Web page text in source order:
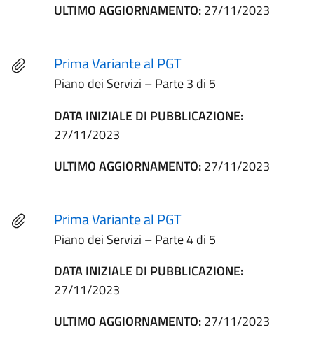
ULTIMO AGGIORNAMENTO:27/11/2023
Prima Variante al PGT
Piano dei Servizi – Parte 3 di 5
DATA INIZIALE DI PUBBLICAZIONE:
27/11/2023
ULTIMO AGGIORNAMENTO:27/11/2023
Prima Variante al PGT
Piano dei Servizi – Parte 4 di 5
DATA INIZIALE DI PUBBLICAZIONE:
27/11/2023
ULTIMO AGGIORNAMENTO:27/11/2023